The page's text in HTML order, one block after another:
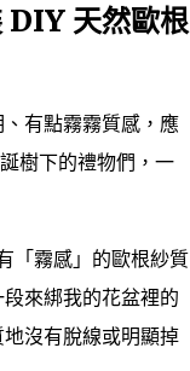
DIY 天然歐根
有點霧霧質感，應
樹下的禮物們，一
「霧感」的歐根紗質
來綁我的花盆裡的
沒有脫線或明顯掉